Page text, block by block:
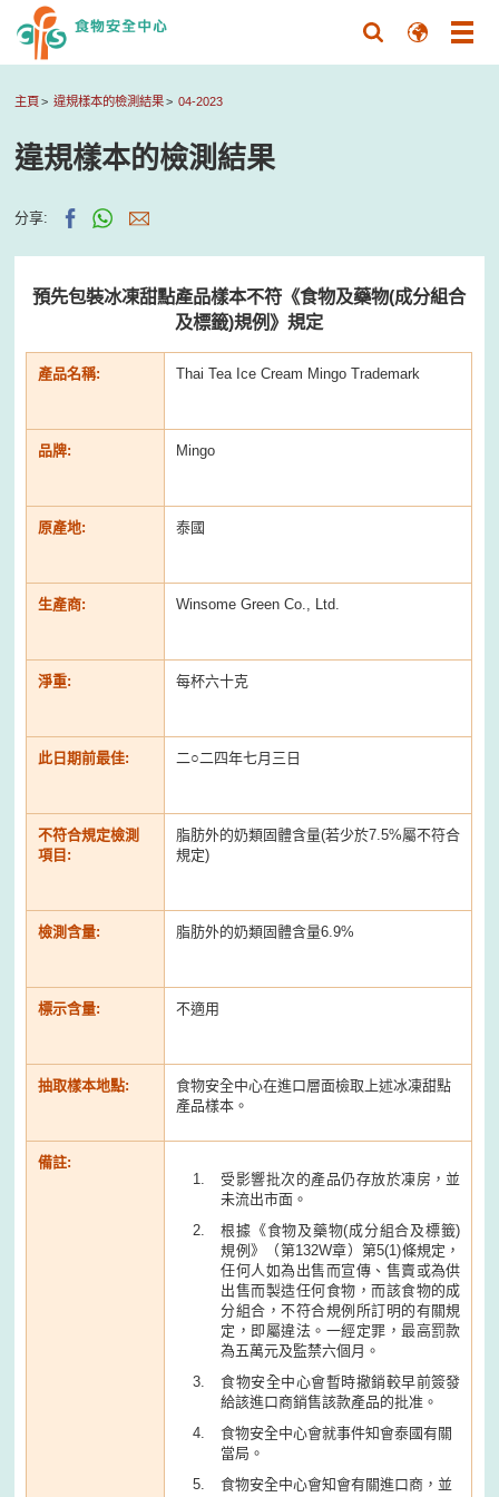
主頁 違規樣本的檢測結果 04-2023
違規樣本的檢測結果
分享:
預先包裝冰凍甜點產品樣本不符《食物及藥物(成分組合
及標籤)規例》規定
產品名稱: Thai Tea Ice Cream Mingo Trademark
品牌: Mingo
原產地: 泰國
生產商: Winsome Green Co., Ltd.
淨重: 每杯六十克
此日期前最佳: 二○二四年七月三日
不符合規定檢測
項目:
脂肪外的奶類固體含量(若少於7.5%屬不符合
規定)
檢測含量: 脂肪外的奶類固體含量6.9%
標示含量: 不適用
抽取樣本地點:
食物安全中心在進口層面檢取上述冰凍甜點
產品樣本。
備註:
受影響批次的產品仍存放於凍房，並
未流出市面。
根據《食物及藥物(成分組合及標籤)
規例》（第132W章）第5(1)條規定，
任何人如為出售而宣傳、售賣或為供
出售而製造任何食物，而該食物的成
分組合，不符合規例所訂明的有關規
定，即屬違法。一經定罪，最高罰款
為五萬元及監禁六個月。
食物安全中心會暫時撤銷較早前簽發
給該進口商銷售該款產品的批准。
食物安全中心會就事件知會泰國有關
當局。
食物安全中心會知會有關進口商，並